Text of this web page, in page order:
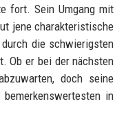
fort. Sein Umgang mit
jene charakteristische
die schwierigsten
Ob er bei der nächsten
doch seine
in